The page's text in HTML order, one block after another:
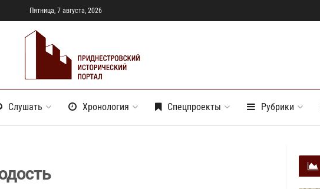
Пятница, 7 августа, 2026
Слушать Хронология Спецпроекты Рубрики